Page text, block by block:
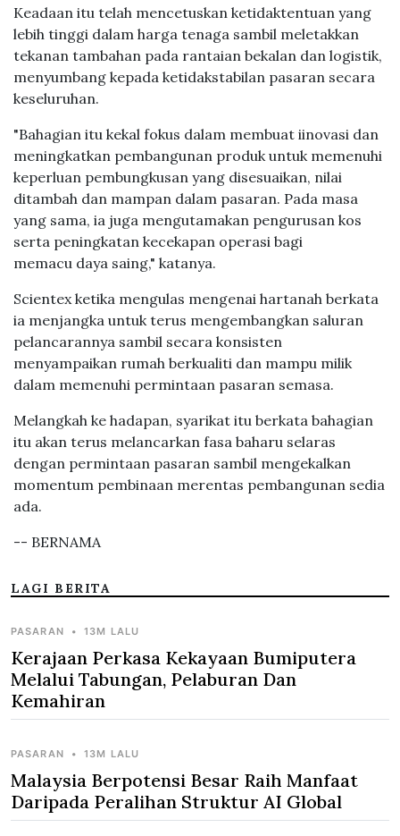
Keadaan itu telah mencetuskan ketidaktentuan yang
lebih tinggi dalam harga tenaga sambil meletakkan
tekanan tambahan pada rantaian bekalan dan logistik,
menyumbang kepada ketidakstabilan pasaran secara
keseluruhan.
"Bahagian itu kekal fokus dalam membuat iinovasi dan
meningkatkan pembangunan produk untuk memenuhi
keperluan pembungkusan yang disesuaikan, nilai
ditambah dan mampan dalam pasaran. Pada masa
yang sama, ia juga mengutamakan pengurusan kos
serta peningkatan kecekapan operasi bagi
memacu daya saing," katanya.
Scientex ketika mengulas mengenai hartanah berkata
ia menjangka untuk terus mengembangkan saluran
pelancarannya sambil secara konsisten
menyampaikan rumah berkualiti dan mampu milik
dalam memenuhi permintaan pasaran semasa.
Melangkah ke hadapan, syarikat itu berkata bahagian
itu akan terus melancarkan fasa baharu selaras
dengan permintaan pasaran sambil mengekalkan
momentum pembinaan merentas pembangunan sedia
ada.
-- BERNAMA
LAGI BERITA
PASARAN • 13M LALU
Kerajaan Perkasa Kekayaan Bumiputera
Melalui Tabungan, Pelaburan Dan
Kemahiran
PASARAN • 13M LALU
Malaysia Berpotensi Besar Raih Manfaat
Daripada Peralihan Struktur AI Global